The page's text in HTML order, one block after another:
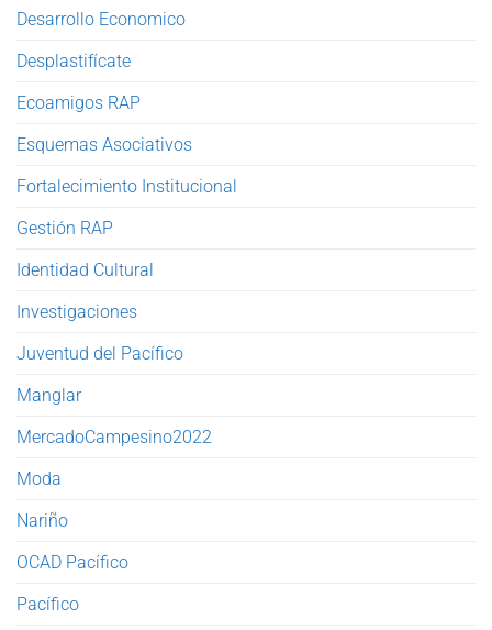
Desarrollo Economico
Desplastifícate
Ecoamigos RAP
Esquemas Asociativos
Fortalecimiento Institucional
Gestión RAP
Identidad Cultural
Investigaciones
Juventud del Pacífico
Manglar
MercadoCampesino2022
Moda
Nariño
OCAD Pacífico
Pacífico